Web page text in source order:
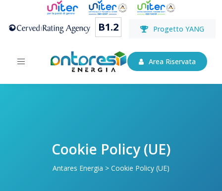
B1.2 Progetto YANG
Toggle
Area Riservata
Cookie Policy (UE)
Antares Energia > Cookie Policy (UE)